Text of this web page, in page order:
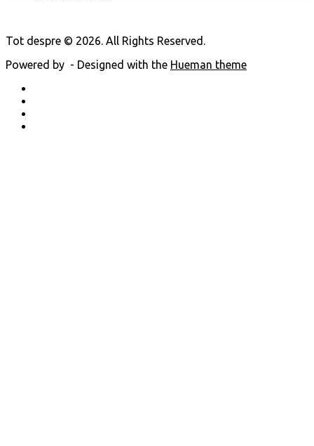
Tot despre © 2026. All Rights Reserved.
Powered by - Designed with the Hueman theme